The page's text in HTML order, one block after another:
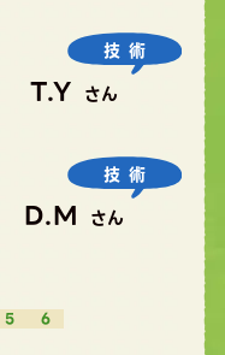
技術
T.Y さん
技術
D.M さん
5 6